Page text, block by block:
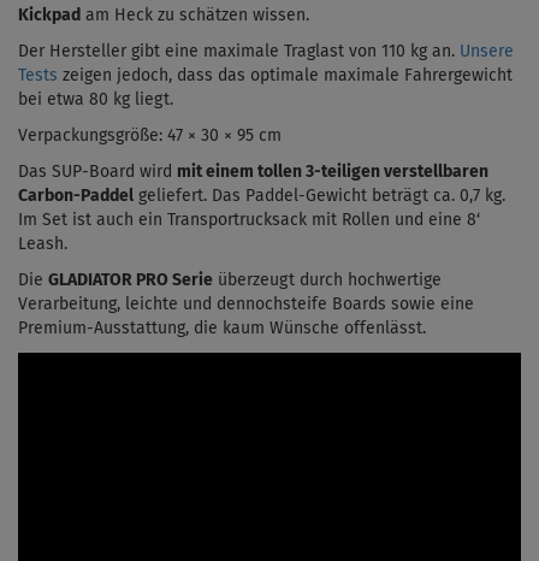
Kickpad am Heck zu schätzen wissen.
Der Hersteller gibt eine maximale Traglast von 110 kg an. Unsere
Tests zeigen jedoch, dass das optimale maximale Fahrergewicht
bei etwa 80 kg liegt.
Verpackungsgröße: 47 × 30 × 95 cm
Das SUP-Board wird mit einem tollen 3-teiligen verstellbaren
Carbon-Paddel geliefert. Das Paddel-Gewicht beträgt ca. 0,7 kg.
Im Set ist auch ein Transportrucksack mit Rollen und eine 8‘
Leash.
Die GLADIATOR PRO Serie überzeugt durch hochwertige
Verarbeitung, leichte und dennochsteife Boards sowie eine
Premium-Ausstattung, die kaum Wünsche offenlässt.